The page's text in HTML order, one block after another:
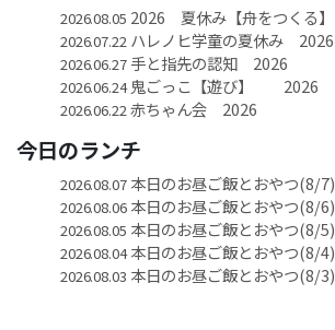
2026.08.05 2026 夏休み【舟をつくる】
2026.07.22 ハレノヒ学童の夏休み 2026
2026.06.27手と指先の認知 2026
2026.06.24鬼ごっこ【遊び】 2026
2026.06.22赤ちゃん会 2026
今日のランチ
2026.08.07本日のお昼ご飯とおやつ(8/7)
2026.08.06本日のお昼ご飯とおやつ(8/6)
2026.08.05 本日のお昼ご飯とおやつ(8/5)
2026.08.04本日のお昼ご飯とおやつ(8/4)
2026.08.03 本日のお昼ご飯とおやつ(8/3)